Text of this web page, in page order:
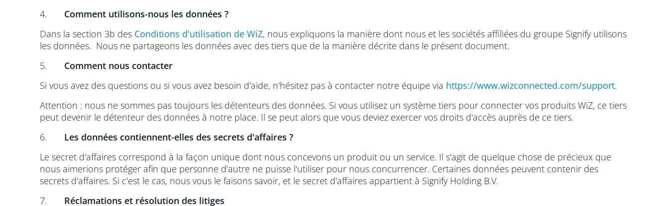
4. Comment utilisons-nous les données ?
Dans la section 3b des Conditions d'utilisation de WiZ, nous expliquons la manière dont nous et les sociétés affiliées du groupe Signify utilisons
les données. Nous ne partageons les données avec des tiers que de la manière décrite dans le présent document.
5. Comment nous contacter
Si vous avez des questions ou si vous avez besoin d'aide, n'hésitez pas à contacter notre équipe via https://www.wizconnected.com/support.
Attention : nous ne sommes pas toujours les détenteurs des données. Si vous utilisez un système tiers pour connecter vos produits WiZ, ce tiers
peut devenir le détenteur des données à notre place. Il se peut alors que vous deviez exercer vos droits d'accès auprès de ce tiers.
6. Les données contiennent-elles des secrets d'affaires ?
Le secret d'affaires correspond à la façon unique dont nous concevons un produit ou un service. Il s'agit de quelque chose de précieux que
nous aimerions protéger afin que personne d'autre ne puisse l'utiliser pour nous concurrencer. Certaines données peuvent contenir des
secrets d'affaires. Si c'est le cas, nous vous le faisons savoir, et le secret d'affaires appartient à Signify Holding B.V.
7. Réclamations et résolution des litiges